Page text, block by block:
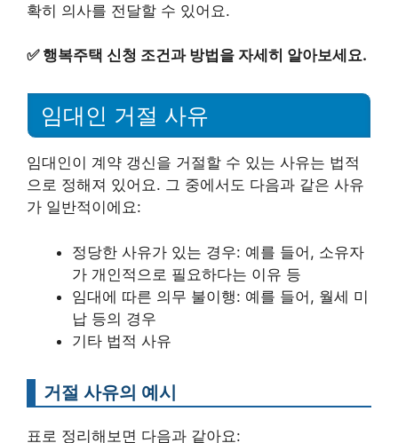
확히 의사를 전달할 수 있어요.
✅ 행복주택 신청 조건과 방법을 자세히 알아보세요.
임대인 거절 사유
임대인이 계약 갱신을 거절할 수 있는 사유는 법적
으로 정해져 있어요. 그 중에서도 다음과 같은 사유
가 일반적이에요:
정당한 사유가 있는 경우: 예를 들어, 소유자
가 개인적으로 필요하다는 이유 등
임대에 따른 의무 불이행: 예를 들어, 월세 미
납 등의 경우
기타 법적 사유
거절 사유의 예시
표로 정리해보면 다음과 같아요: